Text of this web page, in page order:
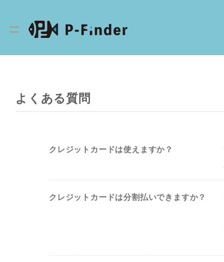
よくある質問
クレジットカードは使えますか？
クレジットカードは分割払いできますか？